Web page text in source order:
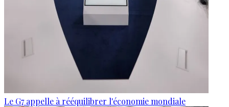
Le G7 appelle à rééquilibrer l'économie mondiale